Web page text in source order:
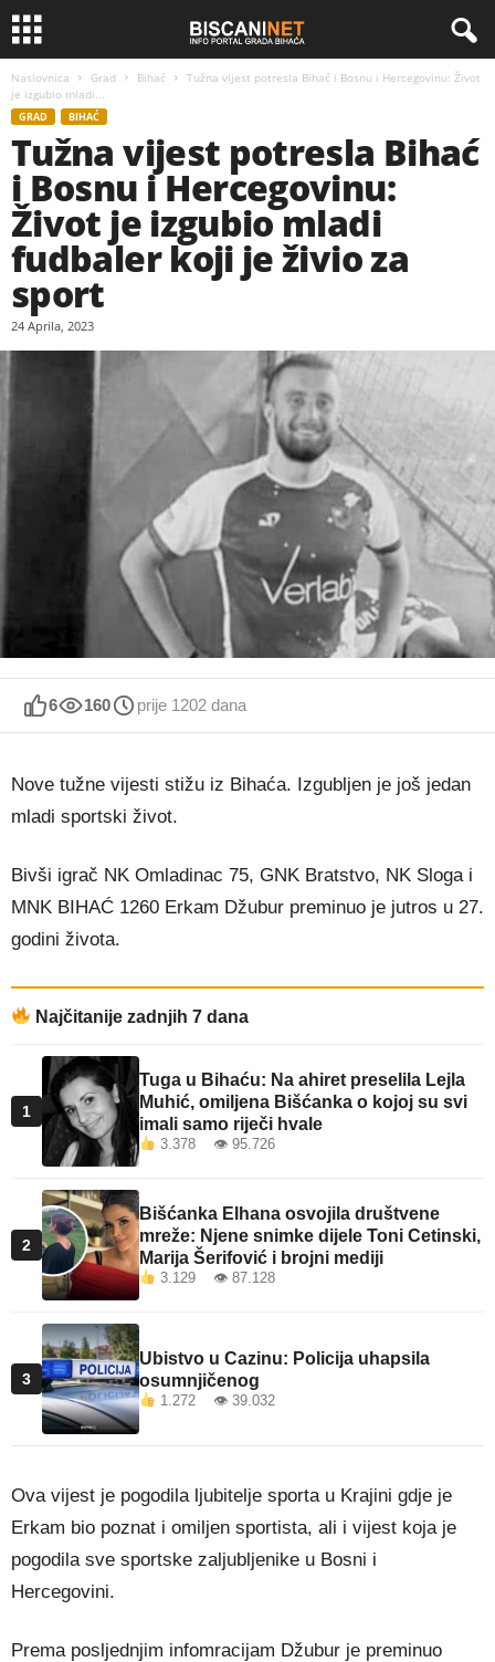
Naslovnica Grad Bihać
Tužna vijest potresla Bihać i Bosnu i Hercegovinu: Život
je izgubio mladi...
GRAD BIHAĆ
Tužna vijest potresla Bihać
i Bosnu i Hercegovinu:
Život je izgubio mladi
fudbaler koji je živio za
sport
24 Aprila, 2023
6 160 prije 1202 dana
Nove tužne vijesti stižu iz Bihaća. Izgubljen je još jedan
mladi sportski život.
Bivši igrač NK Omladinac 75, GNK Bratstvo, NK Sloga i
MNK BIHAĆ 1260 Erkam Džubur preminuo je jutros u 27.
godini života.
Najčitanije zadnjih 7 dana
1
Tuga u Bihaću: Na ahiret preselila Lejla
Muhić, omiljena Bišćanka o kojoj su svi
imali samo riječi hvale
3.378 👁 95.726
2
Bišćanka Elhana osvojila društvene
mreže: Njene snimke dijele Toni Cetinski,
Marija Šerifović i brojni mediji
3.129 👁 87.128
3
Ubistvo u Cazinu: Policija uhapsila
osumnjičenog
1.272 👁 39.032
Ova vijest je pogodila ljubitelje sporta u Krajini gdje je
Erkam bio poznat i omiljen sportista, ali i vijest koja je
pogodila sve sportske zaljubljenike u Bosni i
Hercegovini.
Prema posljednjim infomracijam Džubur je preminuo